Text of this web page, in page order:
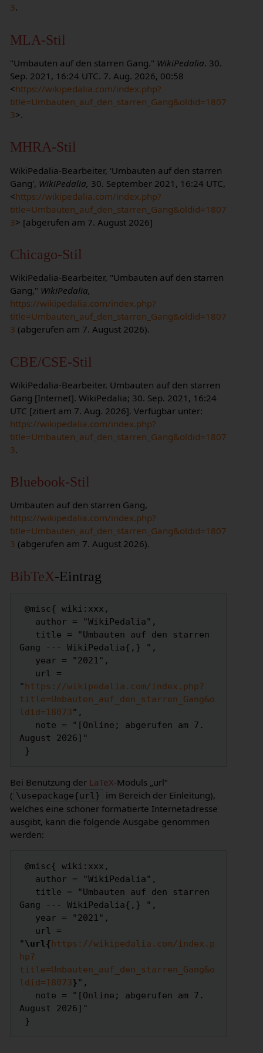
3.
MLA-Stil
"Umbauten auf den starren Gang." WikiPedalia. 30.
Sep. 2021, 16:24 UTC. 7. Aug. 2026, 00:58
<https://wikipedalia.com/index.php?
title=Umbauten_auf_den_starren_Gang&oldid=1807
3>.
MHRA-Stil
WikiPedalia-Bearbeiter, 'Umbauten auf den starren
Gang', WikiPedalia, 30. September 2021, 16:24 UTC,
<https://wikipedalia.com/index.php?
title=Umbauten_auf_den_starren_Gang&oldid=1807
3> [abgerufen am 7. August 2026]
Chicago-Stil
WikiPedalia-Bearbeiter, "Umbauten auf den starren
Gang," WikiPedalia,
https://wikipedalia.com/index.php?
title=Umbauten_auf_den_starren_Gang&oldid=1807
3 (abgerufen am 7. August 2026).
CBE/CSE-Stil
WikiPedalia-Bearbeiter. Umbauten auf den starren
Gang [Internet]. WikiPedalia; 30. Sep. 2021, 16:24
UTC [zitiert am 7. Aug. 2026]. Verfügbar unter:
https://wikipedalia.com/index.php?
title=Umbauten_auf_den_starren_Gang&oldid=1807
3.
Bluebook-Stil
Umbauten auf den starren Gang,
https://wikipedalia.com/index.php?
title=Umbauten_auf_den_starren_Gang&oldid=1807
3 (abgerufen am 7. August 2026).
BibTeX-Eintrag
@misc{ wiki:xxx,
Gang --- WikiPedalia{,} ",
"https://wikipedalia.com/index.php?
title=Umbauten_auf_den_starren_Gang&o
ldid=18073",
August 2026]"
Bei Benutzung der LaTeX-Moduls „url“
( \usepackage{url}
im Bereich der Einleitung),
welches eine schöner formatierte Internetadresse
ausgibt, kann die folgende Ausgabe genommen
werden:
@misc{ wiki:xxx,
Gang --- WikiPedalia{,} ",
"\url{https://wikipedalia.com/index.p
hp?
title=Umbauten_auf_den_starren_Gang&o
ldid=18073}",
August 2026]"